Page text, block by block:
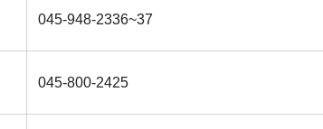
045-948-2336~37
045-800-2425